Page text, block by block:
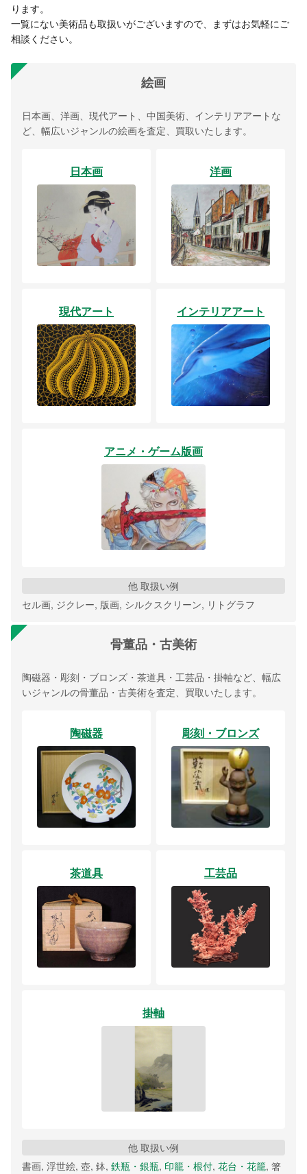
ります。
一覧にない美術品も取扱いがございますので、まずはお気軽にご
相談ください。
絵画
日本画、洋画、現代アート、中国美術、インテリアアートな
ど、幅広いジャンルの絵画を査定、買取いたします。
日本画 洋画
現代アート インテリアアート
アニメ・ゲーム版画
他 取扱い例
セル画, ジクレー, 版画, シルクスクリーン, リトグラフ
骨董品・古美術
陶磁器・彫刻・ブロンズ・茶道具・工芸品・掛軸など、幅広
いジャンルの骨董品・古美術を査定、買取いたします。
陶磁器 彫刻・ブロンズ
茶道具 工芸品
掛軸
他 取扱い例
書画, 浮世絵, 壺, 鉢, 鉄瓶・銀瓶, 印籠・根付, 花台・花籠, 箸